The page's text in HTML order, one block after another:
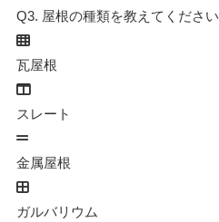
Q3. 屋根の種類を教えてください
瓦屋根
スレート
金属屋根
ガルバリウム